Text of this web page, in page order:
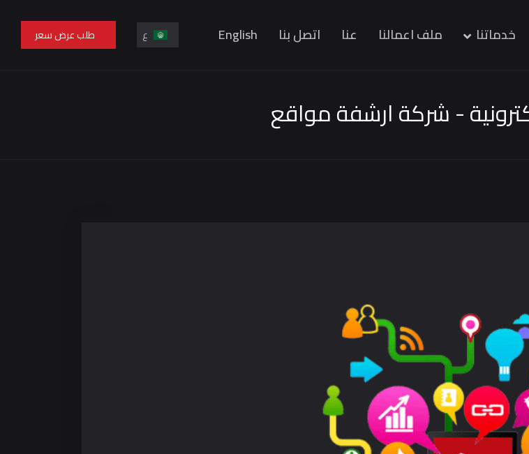
خدماتنا ملف اعمالنا عنا اتصل بنا English ع
En
طلب عرض سعر
- شركة ارشفة مواقع